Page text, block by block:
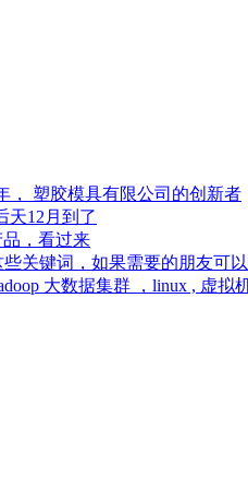
， 塑胶模具有限公司的创新者
天12月到了
，看过来
关键词，如果需要的朋友可
大数据集群 ，linux , 虚拟